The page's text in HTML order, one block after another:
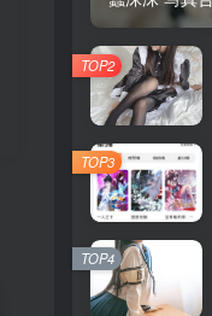
TOP2
TOP3
TOP4